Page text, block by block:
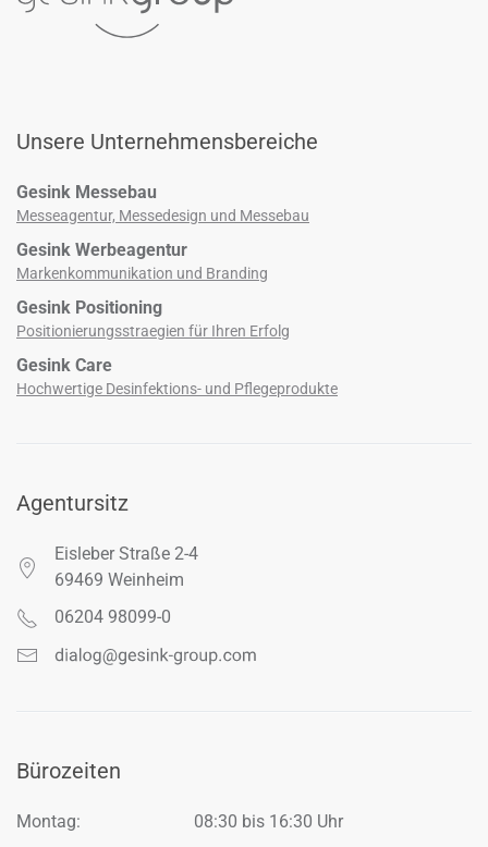
Unsere Unternehmensbereiche
Gesink Messebau
Messeagentur, Messedesign und Messebau
Gesink Werbeagentur
Markenkommunikation und Branding
Gesink Positioning
Positionierungsstraegien für Ihren Erfolg
Gesink Care
Hochwertige Desinfektions­- und Pflegeprodukte
Agentursitz
Eisleber Straße 2-4
69469 Weinheim
06204 98099-0
Bürozeiten
Montag:
08:30 bis 16:30 Uhr